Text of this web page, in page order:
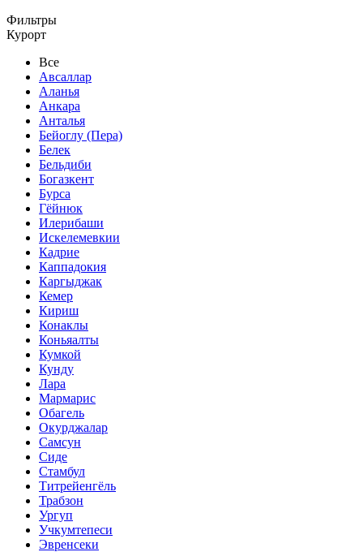
Фильтры
Курорт
Все
Авсаллар
Аланья
Анкара
Анталья
Бейоглу (Пера)
Белек
Бельдиби
Богазкент
Бурса
Гёйнюк
Илерибаши
Искелемевкии
Кадрие
Каппадокия
Каргыджак
Кемер
Кириш
Конаклы
Коньяалты
Кумкой
Кунду
Лара
Мармарис
Обагель
Окурджалар
Самсун
Сиде
Стамбул
Титрейенгёль
Трабзон
Ургуп
Учкумтепеси
Эвренсеки